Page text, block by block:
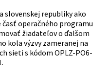
slovenskej republiky ako
operačného programu
žiadateľov o ďalšom
kola výzvy zameranej na
sieti s kódom OPLZ-PO6-